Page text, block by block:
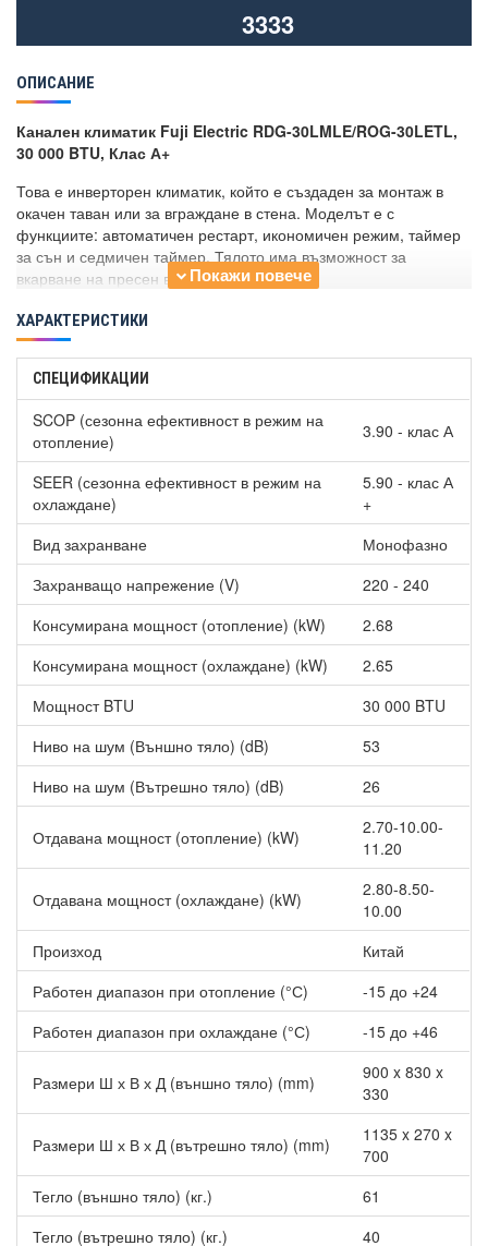
3333
ОПИСАНИЕ
Канален климатик Fuji Electric RDG-30LMLE/ROG-30LETL,
30 000 BTU, Клас А+
Това е инверторен климатик, който е създаден за монтаж в
окачен таван или за вграждане в стена. Моделът е с
функциите: автоматичен рестарт, икономичен режим, таймер
за сън и седмичен таймер. Тялото има възможност за
вкарване на пресен въздух (опция).
ХАРАКТЕРИСТИКИ
СПЕЦИФИКАЦИИ
SCOP (сезонна ефективност в режим на
отопление)
3.90 - клас А
SEER (сезонна ефективност в режим на
охлаждане)
5.90 - клас А
+
Вид захранване
Монофазно
Захранващо напрежение (V)
220 - 240
Консумирана мощност (отопление) (kW)
2.68
Консумирана мощност (охлаждане) (kW)
2.65
Мощност BTU
30 000 BTU
Ниво на шум (Външно тяло) (dB)
53
Ниво на шум (Вътрешно тяло) (dB)
26
Отдавана мощност (отопление) (kW)
2.70-10.00-
11.20
Отдавана мощност (охлаждане) (kW)
2.80-8.50-
10.00
Произход
Китай
Работен диапазон при отопление (°С)
-15 до +24
Работен диапазон при охлаждане (°С)
-15 до +46
Размери Ш х В х Д (външно тяло) (mm)
900 x 830 x
330
Размери Ш х В х Д (вътрешно тяло) (mm)
1135 x 270 x
700
Тегло (външно тяло) (кг.)
61
Тегло (вътрешно тяло) (кг.)
40